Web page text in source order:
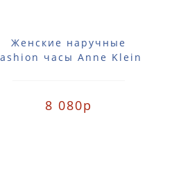
Женские наручные
часы Anne Klein
8 080р